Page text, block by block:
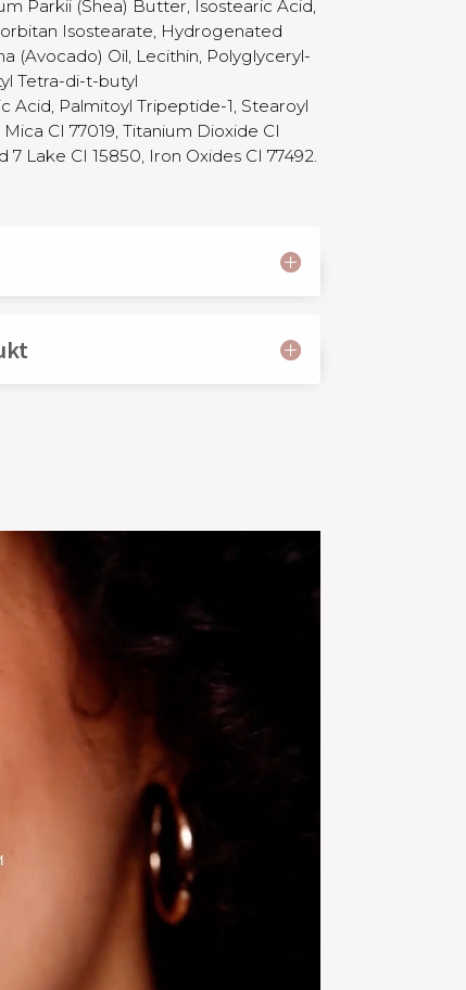
Parkii (Shea) Butter, Isostearic Acid,
Isostearate, Hydrogenated
(Avocado) Oil, Lecithin, Polyglyceryl-
Tetra-di-t-butyl
Acid, Palmitoyl Tripeptide-1, Stearoyl
CI 77019, Titanium Dioxide CI
7 Lake CI 15850, Iron Oxides CI 77492.